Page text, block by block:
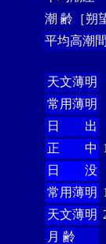
潮 齢［朔
平均高潮
天文薄明
常用薄明
日 出
正 中
日 没
常用薄明
天文薄明
月 齢